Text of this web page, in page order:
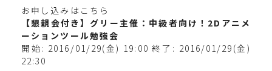
お申し込みはこちら
【懇親会付き】グリー主催：中級者向け！2Dアニメ
ーションツール勉強会
開始: 2016/01/29(金) 19:00 終了: 2016/01/29(金)
22:30